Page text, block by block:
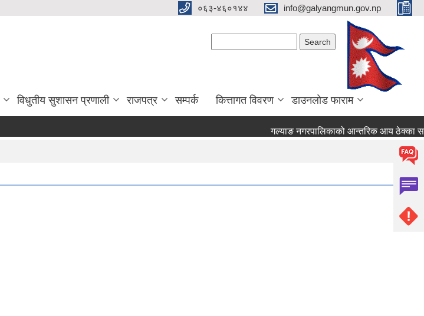
०६३-४६०१४४ info@galyangmun.gov.np
विधुतीय सुशासन प्रणाली राजपत्र सम्पर्क कित्तागत विवरण डाउनलोड फाराम
गल्याङ नगरपालिकाको आन्तरिक आय ठेक्का